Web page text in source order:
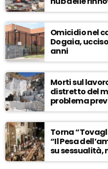
ASCOLTA
Omicidio nel
Dogaia,
anni
Morti sul
distretto del
problema
controlli, un
ASCOLTA
Torna
“Il Pesa
su sessualità,
ASCOLTA